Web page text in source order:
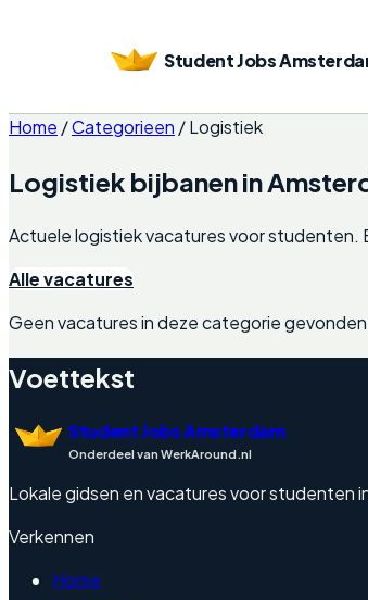
Student Jobs
Home /Categorieen /Logistiek
Logistiek bijbanen in
Actuelelogistiekvacatures voor studenten.
Alle vacatures
Geen vacatures in deze categorie
Voettekst
Student Jobs Amsterdam
Onderdeel van WerkAround.nl
Lokale gidsen en vacatures voor studenten
Verkennen
Home